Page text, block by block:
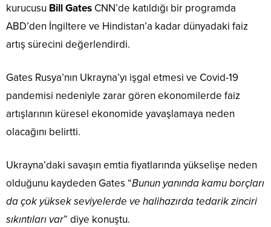
kurucusu Bill Gates CNN’de katıldığı bir programda
ABD’den İngiltere ve Hindistan’a kadar dünyadaki faiz
artış sürecini değerlendirdi.
Gates Rusya’nın Ukrayna’yı işgal etmesi ve Covid-19
pandemisi nedeniyle zarar gören ekonomilerde faiz
artışlarının küresel ekonomide yavaşlamaya neden
olacağını belirtti.
Ukrayna’daki savaşın emtia fiyatlarında yükselişe neden
olduğunu kaydeden Gates “Bunun yanında kamu borçları
da çok yüksek seviyelerde ve halihazırda tedarik zinciri
sıkıntıları var” diye konuştu.